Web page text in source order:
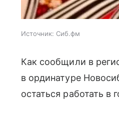
Источник: Сиб.фм
Как сообщили в
в ординатуре
остаться работать в